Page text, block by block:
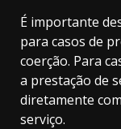
É importante
para casos de
coerção. Para
a prestação de
diretamente
serviço.